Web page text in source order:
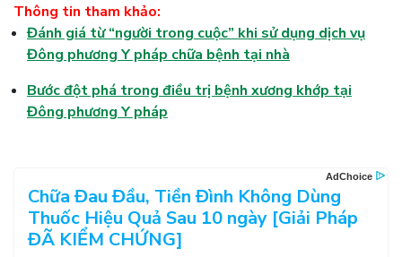
Thông tin tham khảo:
Đánh giá từ “người trong cuộc” khi sử dụng dịch vụ
Đông phương Y pháp chữa bệnh tại nhà
Bước đột phá trong điều trị bệnh xương khớp tại
Đông phương Y pháp
Chữa Đau Đầu, Tiền Đình Không Dùng
Thuốc Hiệu Quả Sau 10 ngày [Giải Pháp
ĐÃ KIỂM CHỨNG]